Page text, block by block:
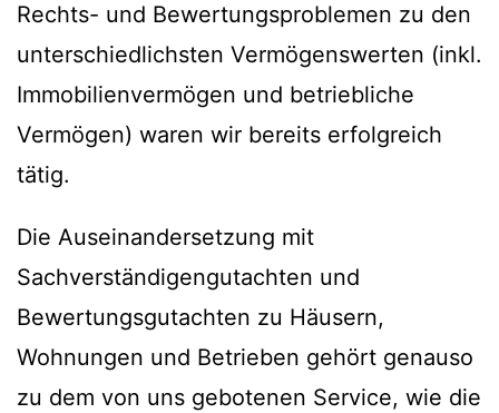
Rechts- und Bewertungsproblemen zu den
unterschiedlichsten Vermögenswerten (inkl.
Immobilienvermögen und betriebliche
Vermögen) waren wir bereits erfolgreich
tätig.
Die Auseinandersetzung mit
Sachverständigengutachten und
Bewertungsgutachten zu Häusern,
Wohnungen und Betrieben gehört genauso
zu dem von uns gebotenen Service, wie die